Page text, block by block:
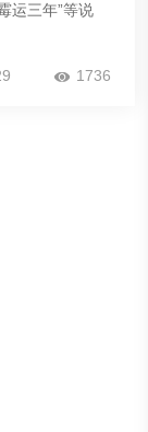
运三年”等说
1736